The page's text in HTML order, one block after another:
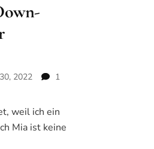
2022
1
weil ich ein
Mia ist keine